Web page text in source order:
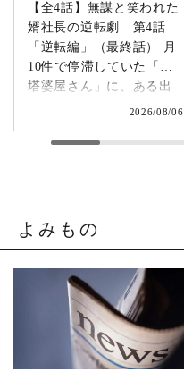
【全4話】無謀と笑われた
婿社長の逆転劇 第4話
「逆転編」（最終話） 月
10件で停滞していた「卒
塔婆屋さん」に、ある出
来事が起こります。▶
まじゃまずい。」 そう痛
発動します。 来る日も来
も予想しなかった結果で
した。 無謀だと笑われた
婿社長の逆転劇、ついに
完結です。 あなたなら、
人生で一番大きな挑戦は
2026/08/06
よみもの